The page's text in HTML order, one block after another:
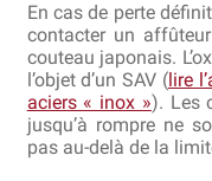
En cas de perte
contacter un
couteau japonais.
l’objet d’un SAV (lire
aciers « inox »). Les
jusqu’à rompre ne
pas au-delà de la